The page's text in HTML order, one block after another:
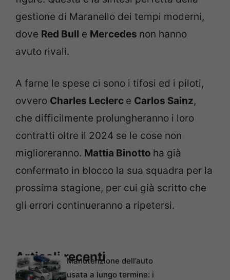
gestione di Maranello dei tempi moderni,
dove Red Bull e Mercedes non hanno
avuto rivali.
A farne le spese ci sono i tifosi ed i piloti,
ovvero Charles Leclerc e Carlos Sainz,
che difficilmente prolungheranno i loro
contratti oltre il 2024 se le cose non
miglioreranno. Mattia Binotto ha già
confermato in blocco la sua squadra per la
prossima stagione, per cui già scritto che
gli errori continueranno a ripetersi.
Articoli recentiManutenzione dell’auto
usata a lungo termine: i